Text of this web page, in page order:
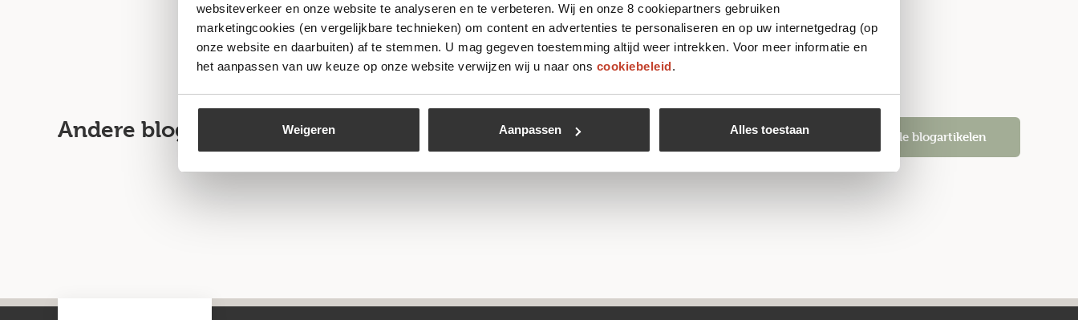
websiteverkeer en onze website te analyseren en te verbeteren. Wij en onze 8 cookiepartners gebruiken
marketingcookies (en vergelijkbare technieken) om content en advertenties te personaliseren en op uw internetgedrag (op
onze website en daarbuiten) af te stemmen. U mag gegeven toestemming altijd weer intrekken. Voor meer informatie en
het aanpassen van uw keuze op onze website verwijzen wij u naar ons cookiebeleid.
Weigeren Aanpassen Alles toestaan
Andere blogartikelen Alle blogartikelen